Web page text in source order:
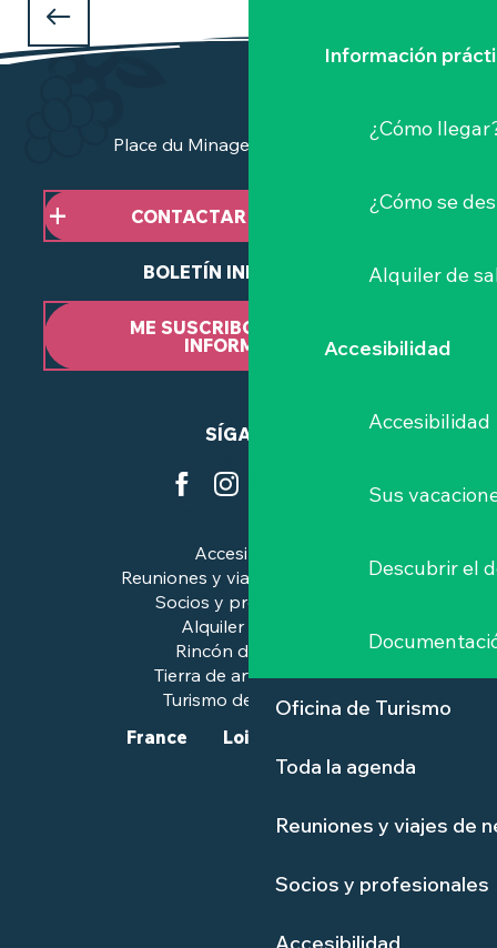
Información
¿Cómo
¿Cómo se
Alquiler de
Accesibilidad
Accesibilidad
Sus
Descubrir el
Oficina de Turismo
Toda la agenda
Reuniones y viajes de
Socios y profesionales
DE NAVIDAD
en el Vignoble Nantais
Place du Minage - 44190 Clisson
CONTACTAR CON NOSOTROS
BOLETÍN INFORMATIVO
ME SUSCRIBO AL BOLETÍN
INFORMATIVO
SÍGANOS
Accesibilidad
Reuniones y viajes de negocios
Socios y profesionales
Alquiler de salas
Rincón de prensa
Tierra de arte e historia
Turismo de calidad™.
France
Loire-Atlantique